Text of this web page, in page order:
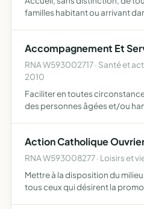
familles habitant ou arrivant
Accompagnement Et
RNA W593002717 · Santé et
2010
Faciliter en toutes
des personnes âgées et/ou
aide en person…
Action Catholique
RNA W593008277 · Loisirs et
Mettre à la disposition du
tous ceux qui désirent la